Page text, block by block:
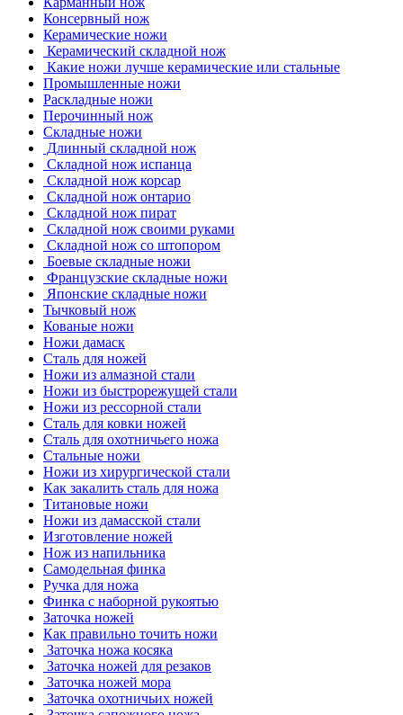
Консервный нож
Керамические ножи
Керамический складной нож
Какие ножи лучше керамические или стальные
Промышленные ножи
Раскладные ножи
Перочинный нож
Складные ножи
Длинный складной нож
Складной нож испанца
Складной нож корсар
Складной нож онтарио
Складной нож пират
Складной нож своими руками
Складной нож со штопором
Боевые складные ножи
Французские складные ножи
Японские складные ножи
Тычковый нож
Кованые ножи
Ножи дамаск
Сталь для ножей
Ножи из алмазной стали
Ножи из быстрорежущей стали
Ножи из рессорной стали
Сталь для ковки ножей
Сталь для охотничьего ножа
Стальные ножи
Ножи из хирургической стали
Как закалить сталь для ножа
Титановые ножи
Ножи из дамасской стали
Изготовление ножей
Нож из напильника
Самодельная финка
Ручка для ножа
Финка с наборной рукоятью
Заточка ножей
Как правильно точить ножи
Заточка ножа косяка
Заточка ножей для резаков
Заточка ножей мора
Заточка охотничьих ножей